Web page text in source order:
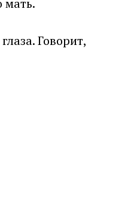
Говорит,